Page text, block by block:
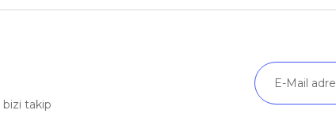
Yorum Yaz
Soru Sor
takip